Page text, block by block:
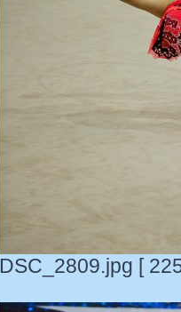
DSC_2809.jpg [